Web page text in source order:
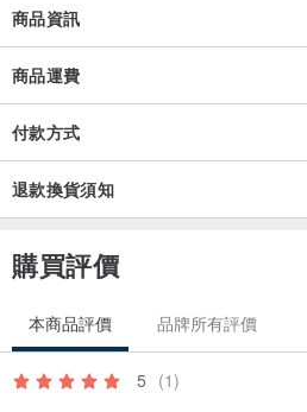
商品資訊
商品運費
付款方式
退款換貨須知
購買評價
本商品評價 品牌所有評價
5 (1)